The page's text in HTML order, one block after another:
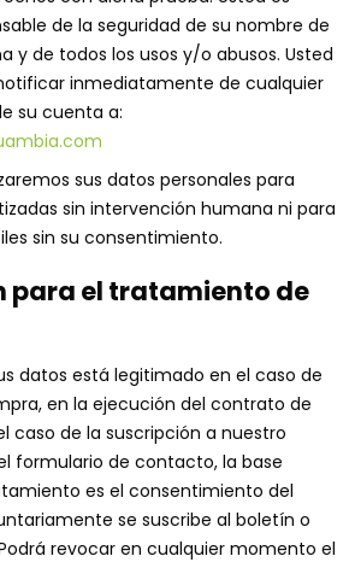
de la seguridad de su nombre de
y de todos los usos y/o abusos. Usted
inmediatamente de cualquier
su cuenta a:
sus datos personales para
sin intervención humana ni para
sin su consentimiento.
para el tratamiento de
datos está legitimado en el caso de
en la ejecución del contrato de
caso de la suscripción a nuestro
formulario de contacto, la base
es el consentimiento del
se suscribe al boletín o
revocar en cualquier momento el